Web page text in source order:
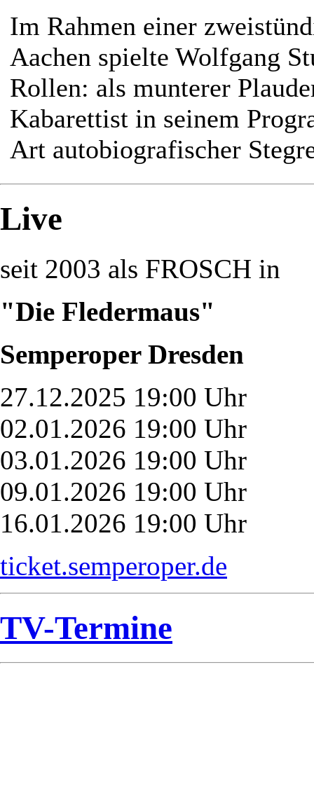
Im Rahmen einer
Aachen spielte Wolfgang
Rollen: als munterer
Kabarettist in seinem
Art autobiografischer
Live
seit 2003 als FROSCH in
"Die Fledermaus"
Semperoper Dresden
27.12.2025 19:00 Uhr
02.01.2026 19:00 Uhr
03.01.2026 19:00 Uhr
09.01.2026 19:00 Uhr
16.01.2026 19:00 Uhr
ticket.semperoper.de
TV-Termine